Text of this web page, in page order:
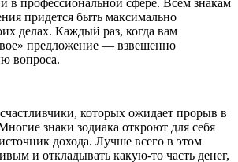
придется быть максимально
делах. Каждый раз, когда вам
предложение — взвешенно
вопроса.
которых ожидает прорыв в
знаки зодиака откроют для себя
дохода. Лучше всего в этом
и откладывать какую-то часть денег,